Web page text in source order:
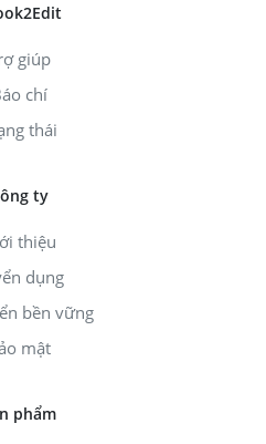
giúp
chí
thái
ty
thiệu
dụng
bền vững
mật
phẩm